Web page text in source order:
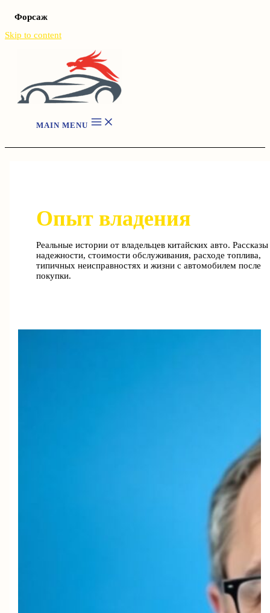
Форсаж
Skip to content
MAIN MENU
Опыт владения
Реальные истории от владельцев китайских авто. Рассказы
надежности, стоимости обслуживания, расходе топлива,
типичных неисправностях и жизни с автомобилем после
покупки.